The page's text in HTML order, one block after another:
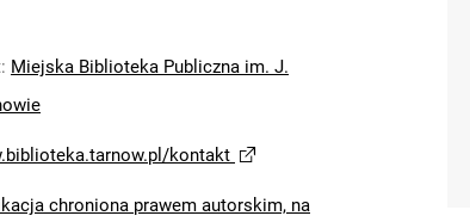
: Miejska Biblioteka Publiczna im. J.
kontakt
chroniona prawem autorskim, na